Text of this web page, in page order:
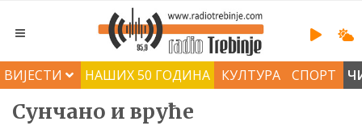
ВИЈЕСТИ НАШИХ 50 ГОДИНА КУЛТУРА СПОРТ
Сунчано и вруће